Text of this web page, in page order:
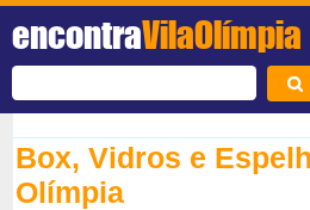
encontraVilaOlímpia
Box, Vidros e
Olímpia